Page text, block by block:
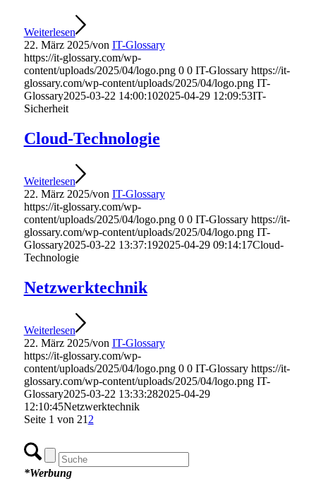
Weiterlesen
22. März 2025/von IT-Glossary
https://it-glossary.com/wp-
content/uploads/2025/04/logo.png 0 0 IT-Glossary https://it-
glossary.com/wp-content/uploads/2025/04/logo.png IT-
Glossary2025-03-22 14:00:102025-04-29 12:09:53IT-
Sicherheit
Cloud-Technologie
Weiterlesen
22. März 2025/von IT-Glossary
https://it-glossary.com/wp-
content/uploads/2025/04/logo.png 0 0 IT-Glossary https://it-
glossary.com/wp-content/uploads/2025/04/logo.png IT-
Glossary2025-03-22 13:37:192025-04-29 09:14:17Cloud-
Technologie
Netzwerktechnik
Weiterlesen
22. März 2025/von IT-Glossary
https://it-glossary.com/wp-
content/uploads/2025/04/logo.png 0 0 IT-Glossary https://it-
glossary.com/wp-content/uploads/2025/04/logo.png IT-
Glossary2025-03-22 13:33:282025-04-29
12:10:45Netzwerktechnik
Seite 1 von 21 2
*Werbung